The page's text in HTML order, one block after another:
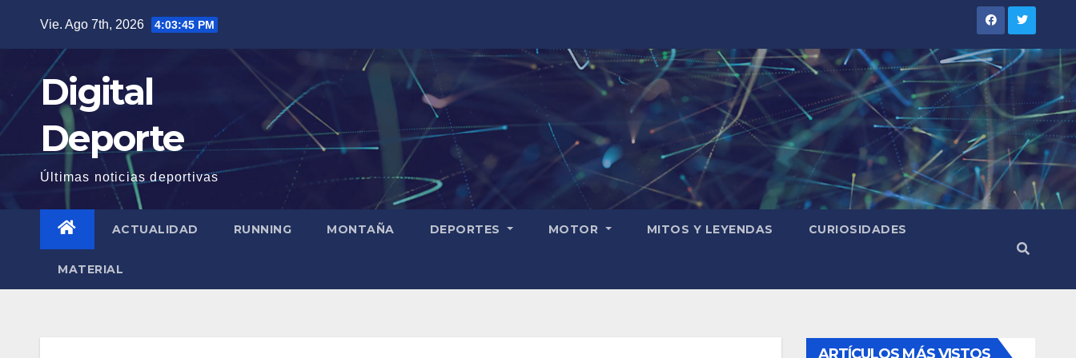
contenido
Vie. Ago 7th, 2026 4:03:46 PM
Digital
Deporte
Últimas noticias deportivas
ACTUALIDAD RUNNING MONTAÑA DEPORTES MOTOR MITOS Y LEYENDAS CURIOSIDADES
MATERIAL
ARTÍCULOS MÁS VISTOS